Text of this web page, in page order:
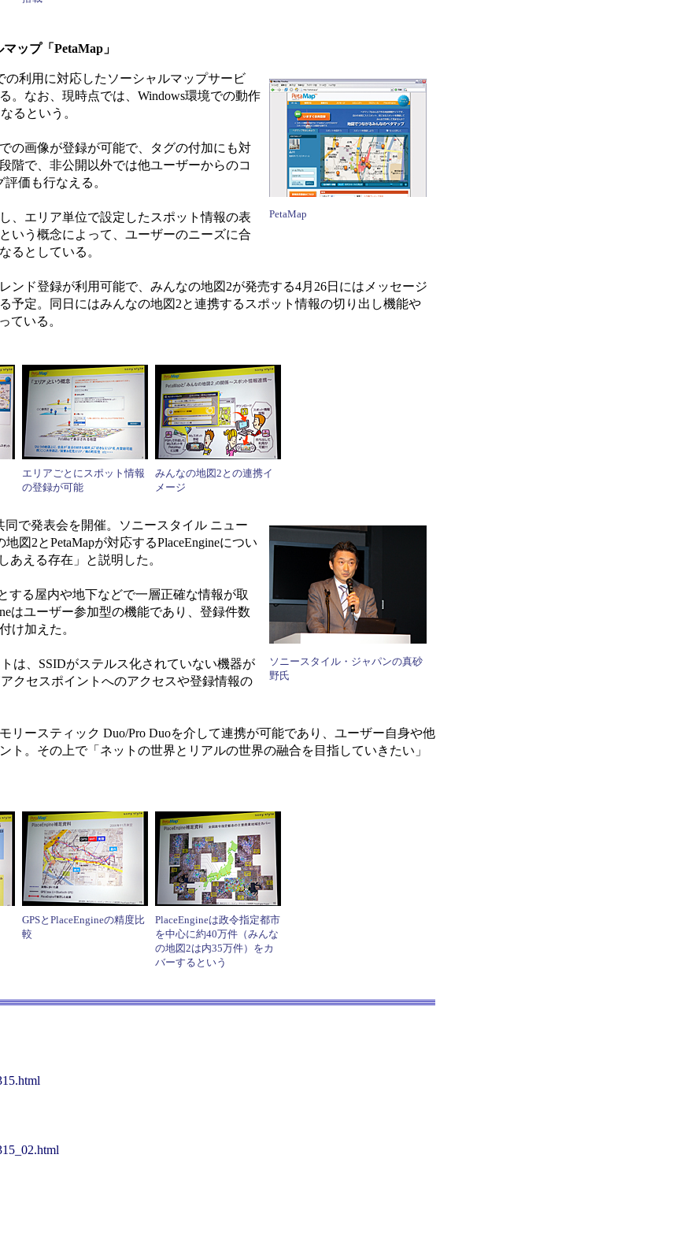
ップ「PetaMap」
PetaMap
の利用に対応したソーシャルマップサービ
。なお、現時点では、Windows環境での動作
るという。
の画像が登録が可能で、タグの付加にも対
階で、非公開以外では他ユーザーからのコ
価も行なえる。
、エリア単位で設定したスポット情報の表
いう概念によって、ユーザーのニーズに合
るとしている。
ド登録が利用可能で、みんなの地図2が発売する4月26日にはメッセージ
予定。同日にはみんなの地図2と連携するスポット情報の切り出し機能や
ている。
エリアごとにスポット情報
の登録が可能
みんなの地図2との連携イ
メージ
ソニースタイル・ジャパンの真砂
野氏
で発表会を開催。ソニースタイル ニュー
図2とPetaMapが対応するPlaceEngineについ
あえる存在」と説明した。
する屋内や地下などで一層正確な情報が取
はユーザー参加型の機能であり、登録件数
け加えた。
は、SSIDがステルス化されていない機器が
クセスポイントへのアクセスや登録情報の
リースティック Duo/Pro Duoを介して連携が可能であり、ユーザー自身や他
ト。その上で「ネットの世界とリアルの世界の融合を目指していきたい」
GPSとPlaceEngineの精度比
較
PlaceEngineは政令指定都市
を中心に約40万件（みんな
の地図2は内35万件）をカ
バーするという